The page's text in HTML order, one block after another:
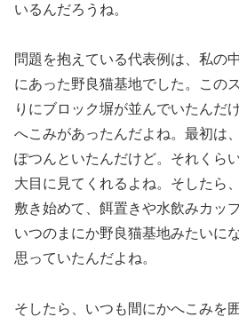
いるんだろうね。
問題を抱えている代表例は、私の
にあった野良猫基地でした。この
りにブロック塀が並んでいたんだ
へこみがあったんだよね。最初は
ぽつんといたんだけど。それくら
大目に見てくれるよね。そしたら
敷き始めて、餌置きや水飲みカッ
いつのまにか野良猫基地みたいに
思っていたんだよね。
そしたら、いつも間にかへこみを